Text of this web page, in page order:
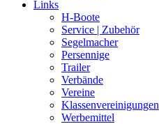
Links
H-Boote
Service | Zubehör
Segelmacher
Persennige
Trailer
Verbände
Vereine
Klassenvereinigungen
Werbemittel